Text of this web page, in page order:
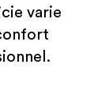
varie